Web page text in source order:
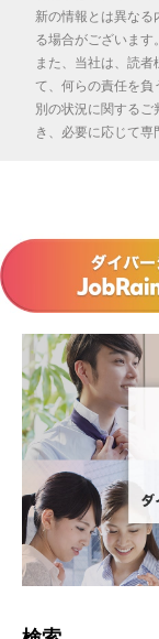
新の情報とは異な
る場合がございます
また、当社は、読
て、何らの責任を負
別の状況に関する
き、必要に応じて専